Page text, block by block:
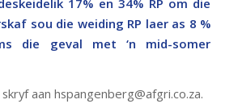
sou die weiding RP laer as 8 %
die geval met ‘n mid-somer
aan hspangenberg@afgri.co.za.